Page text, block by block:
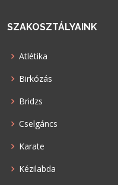
SZAKOSZTÁLYAINK
Atlétika
Birkózás
Bridzs
Cselgáncs
Karate
Kézilabda